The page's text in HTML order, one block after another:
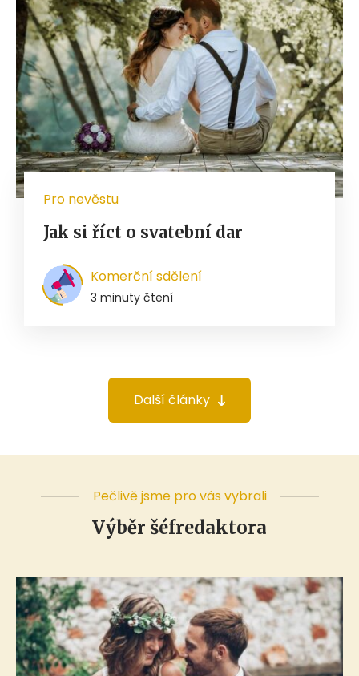
Pro nevěstu
Jak si říct o svatební dar
Komerční sdělení
3 minuty čtení
Další články
Pečlivě jsme pro vás vybrali
Výběr šéfredaktora